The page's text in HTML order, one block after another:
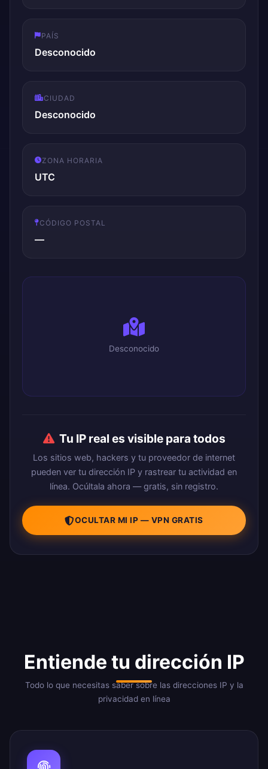
PAÍS
Desconocido
CIUDAD
Desconocido
ZONA HORARIA
UTC
CÓDIGO POSTAL
—
Desconocido
Tu IP real es visible para todos
Los sitios web, hackers y tu proveedor de internet
pueden ver tu dirección IP y rastrear tu actividad en
línea. Ocúltala ahora — gratis, sin registro.
OCULTAR MI IP — VPN GRATIS
Entiende tu dirección IP
Todo lo que necesitas saber sobre las direcciones IP y la
privacidad en línea